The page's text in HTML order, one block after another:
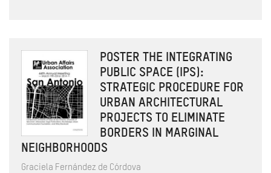
POSTER THE INTEGRATING
PUBLIC SPACE (IPS):
STRATEGIC PROCEDURE FOR
URBAN ARCHITECTURAL
PROJECTS TO ELIMINATE
BORDERS IN MARGINAL
NEIGHBORHOODS
Graciela Fernández de Córdova